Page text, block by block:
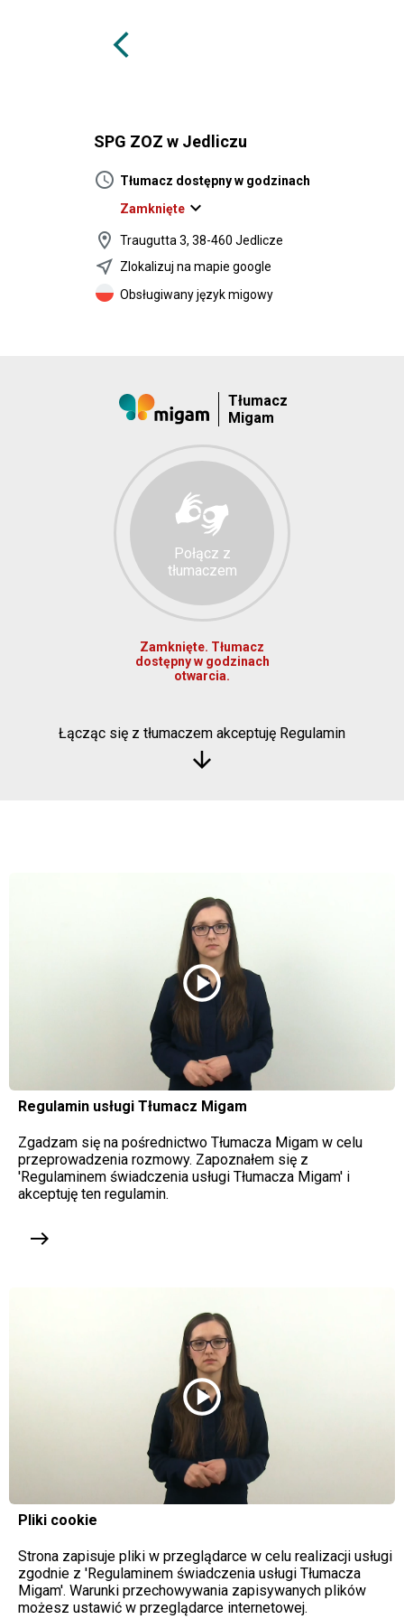
arrow_back_ios
SPG ZOZ w Jedliczu
schedule Tłumacz dostępny w godzinach
Zamknięte expand_more
location_on
Traugutta 3, 38-460 Jedlicze
near_me Zlokalizuj na mapie google
Obsługiwany język migowy
Tłumacz
Migam
Połącz z
tłumaczem
Zamknięte. Tłumacz
dostępny w godzinach
otwarcia.
Łącząc się z tłumaczem akceptuję Regulamin
arrow_downward
play_circle
Regulamin usługi Tłumacz Migam
Zgadzam się na pośrednictwo Tłumacza Migam w celu
przeprowadzenia rozmowy. Zapoznałem się z
'Regulaminem świadczenia usługi Tłumacza Migam' i
akceptuję ten regulamin.
east
play_circle
Pliki cookie
Strona zapisuje pliki w przeglądarce w celu realizacji usługi
zgodnie z 'Regulaminem świadczenia usługi Tłumacza
Migam'. Warunki przechowywania zapisywanych plików
możesz ustawić w przeglądarce internetowej.